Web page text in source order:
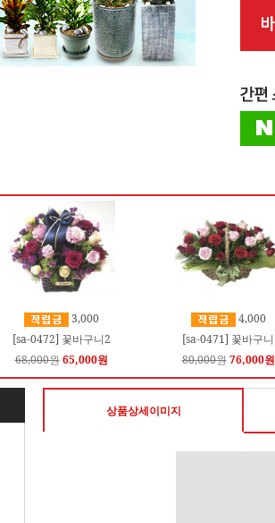
3,000
[sa-0472] 꽃바구니2
68,000원 65,000원
4,000
[sa-0471] 꽃바구니
80,000원 76,000원
상품상세이미지